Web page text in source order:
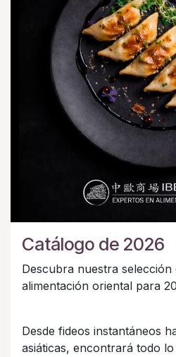
Catálogo de 2026
Descubra nuestra
alimentación oriental para
Desde fideos instantáneos
asiáticas, encontrará todo